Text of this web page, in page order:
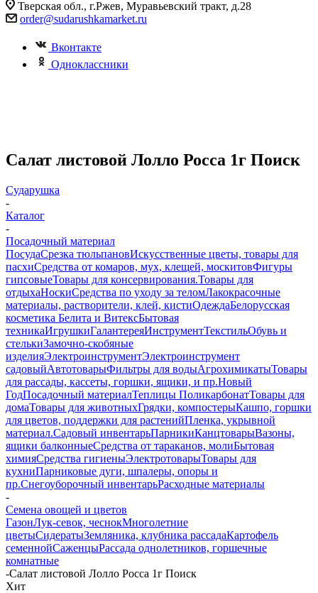
Тверская обл., г.Ржев, Муравьевский тракт, д.28
order@sudarushkamarket.ru
Вконтакте
Одноклассники
Салат листовой Лолло Росса 1г Поиск
Сударушка
-
Каталог
-
Посадочный материал
ПосудаСрезка тюльпановИскусственные цветы, товары для
пасхиСредства от комаров, мух, клещей, москитовФигуры
гипсовыеТовары для консервирования.Товары для
отдыхаНоскиСредства по уходу за теломЛакокрасочные
материалы, растворители, клей, кистиОдеждаБелорусская
косметика Белита и ВитексБытовая
техникаИгрушкиГалантереяИнструментТекстильОбувь и
стелькиЗамочно-скобяные
изделияЭлектроинструментЭлектроинструмент
садовыйАвтотоварыФильтры для водыАгрохимикатыТовары
для рассады, кассеты, горшки, ящики, и пр.Новый
ГодПосадочный материалТеплицы ПоликарбонатТовары для
домаТовары для животныхГрядки, компостерыКашпо, горшки
для цветов, поддержки для растенийПленка, укрывной
материал.Садовый инвентарьПарникиКанцтоварыВазоны,
ящики балконныеСредства от тараканов, молиБытовая
химияСредства гигиеныЭлектротоварыТовары для
кухниПарниковые дуги, шпалеры, опоры и
пр.Снегоуборочный инвентарьРасходные материалы
-
Семена овощей и цветов
ГазонЛук-севок, чеснокМноголетние
цветыСидератыЗемляника, клубника рассадаКартофель
семеннойСаженцыРассада однолетников, горшечные
комнатные
-Салат листовой Лолло Росса 1г Поиск
Хит